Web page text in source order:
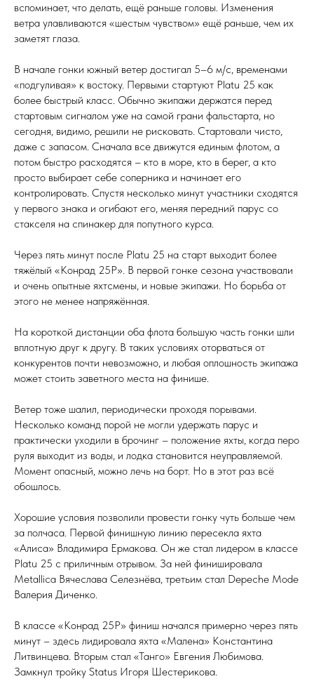
вспоминает, что делать, ещё раньше головы. Изменения
ветра улавливаются «шестым чувством» ещё раньше, чем их
заметят глаза.
В начале гонки южный ветер достигал 5–6 м/с, временами
«подгуливая» к востоку. Первыми стартуют Platu 25 как
более быстрый класс. Обычно экипажи держатся перед
стартовым сигналом уже на самой грани фальстарта, но
сегодня, видимо, решили не рисковать. Стартовали чисто,
даже с запасом. Сначала все движутся единым флотом, а
потом быстро расходятся – кто в море, кто в берег, а кто
просто выбирает себе соперника и начинает его
контролировать. Спустя несколько минут участники сходятся
у первого знака и огибают его, меняя передний парус со
стакселя на спинакер для попутного курса.
Через пять минут после Platu 25 на старт выходит более
тяжёлый «Конрад 25Р». В первой гонке сезона участвовали
и очень опытные яхтсмены, и новые экипажи. Но борьба от
этого не менее напряжённая.
На короткой дистанции оба флота большую часть гонки шли
вплотную друг к другу. В таких условиях оторваться от
конкурентов почти невозможно, и любая оплошность экипажа
может стоить заветного места на финише.
Ветер тоже шалил, периодически проходя порывами.
Несколько команд порой не могли удержать парус и
практически уходили в брочинг – положение яхты, когда перо
руля выходит из воды, и лодка становится неуправляемой.
Момент опасный, можно лечь на борт. Но в этот раз всё
обошлось.
Хорошие условия позволили провести гонку чуть больше чем
за полчаса. Первой финишную линию пересекла яхта
«Алиса» Владимира Ермакова. Он же стал лидером в классе
Platu 25 с приличным отрывом. За ней финишировала
Metallica Вячеслава Селезнёва, третьим стал Depeche Mode
Валерия Диченко.
В классе «Конрад 25Р» финиш начался примерно через пять
минут – здесь лидировала яхта «Малена» Константина
Литвинцева. Вторым стал «Танго» Евгения Любимова.
Замкнул тройку Status Игоря Шестерикова.